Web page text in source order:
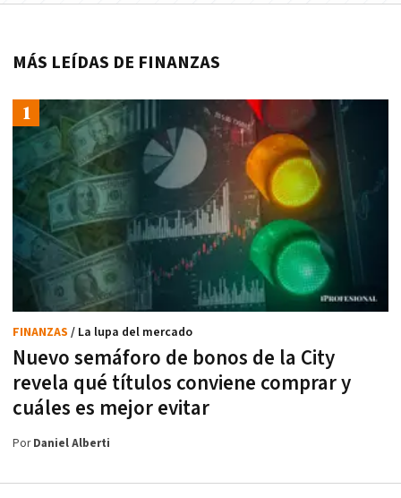
MÁS LEÍDAS DE FINANZAS
Nuevo semáforo de bonos de la City
revela qué títulos conviene comprar y
cuáles es mejor evitar
FINANZAS / La lupa del mercado
PorDaniel Alberti